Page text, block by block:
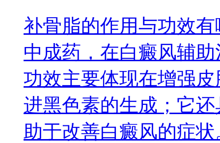
补骨脂的作用与功效
中成药，在白癜风辅
功效主要体现在增强
进黑色素的生成；它
助于改善白癜风的症